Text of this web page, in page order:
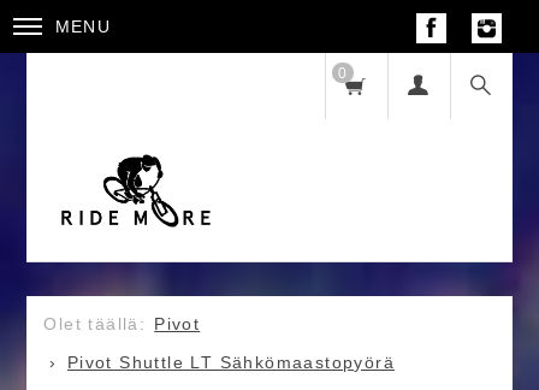
MENU
0
Pivot
Pivot Shuttle LT Sähkömaastopyörä